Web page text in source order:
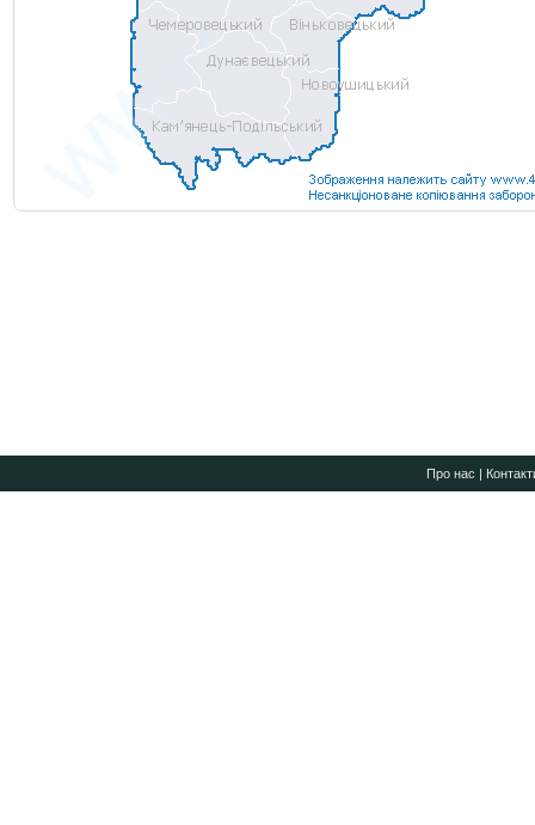
Про нас |